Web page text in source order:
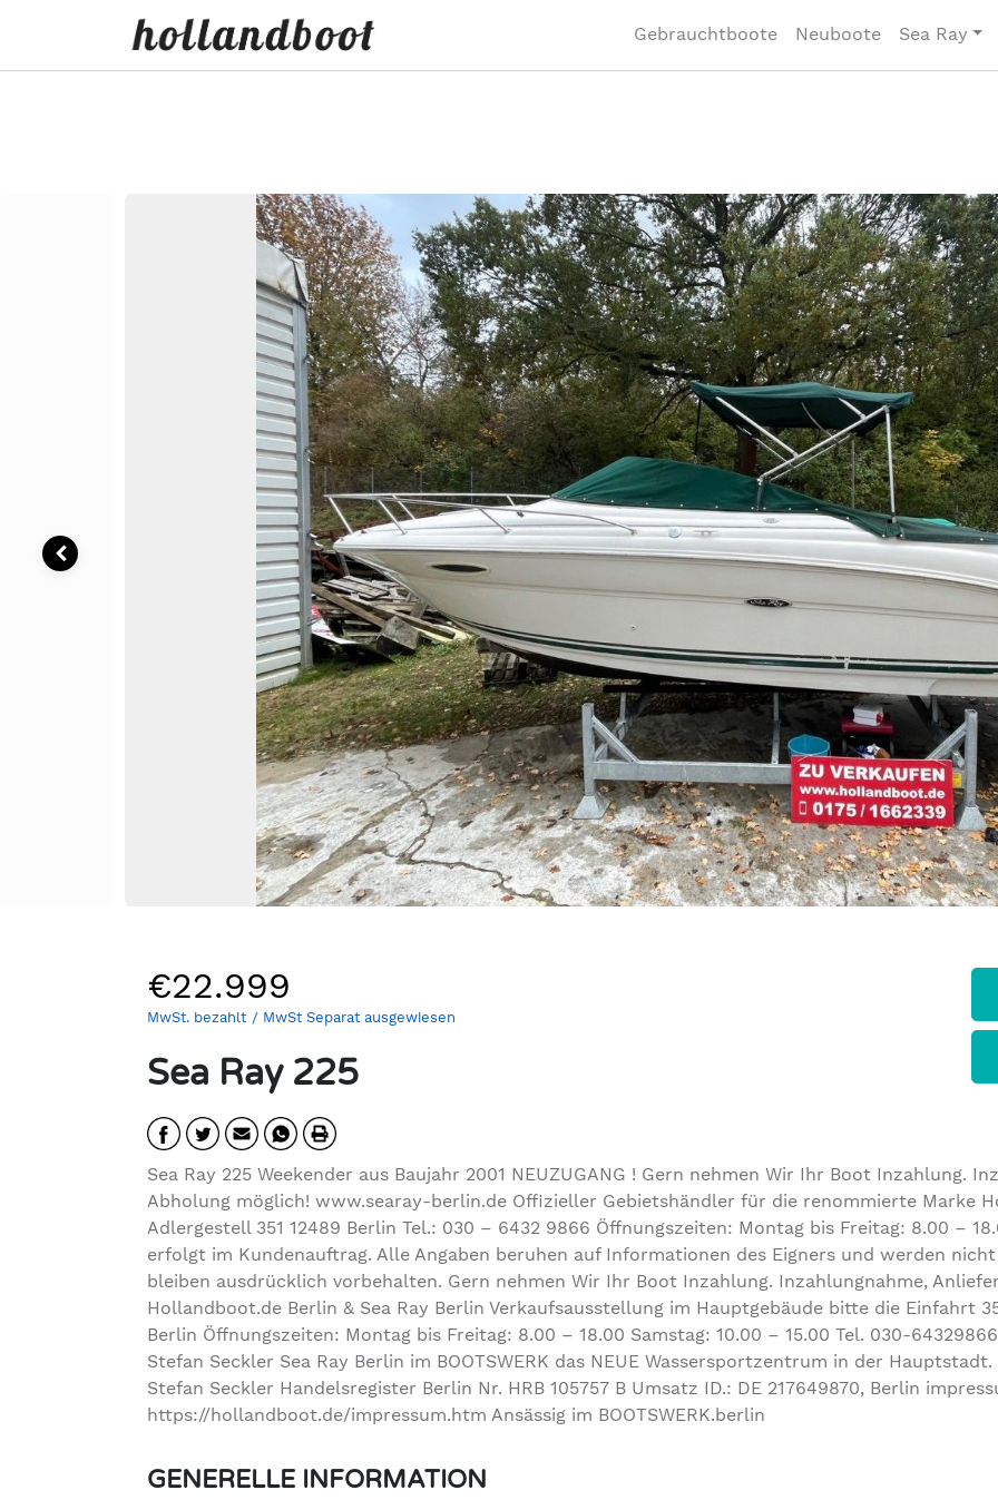
Gebrauchtboote Neuboote Sea Ray
€22.999
MwSt. bezahlt / MwSt Separat ausgewiesen
Sea Ray 225
Sea Ray 225 Weekender aus Baujahr 2001 NEUZUGANG ! Gern nehmen Wir Ihr Boot Inzahlung.
Abholung möglich! www.searay-berlin.de Offizieller Gebietshändler für die renommierte Marke
Adlergestell 351 12489 Berlin Tel.: 030 – 6432 9866 Öffnungszeiten: Montag bis Freitag: 8.00 –
erfolgt im Kundenauftrag. Alle Angaben beruhen auf Informationen des Eigners und werden
bleiben ausdrücklich vorbehalten. Gern nehmen Wir Ihr Boot Inzahlung. Inzahlungnahme,
Hollandboot.de Berlin & Sea Ray Berlin Verkaufsausstellung im Hauptgebäude bitte die Einfahrt
Berlin Öffnungszeiten: Montag bis Freitag: 8.00 – 18.00 Samstag: 10.00 – 15.00 Tel. 030-
Stefan Seckler Sea Ray Berlin im BOOTSWERK das NEUE Wassersportzentrum in der
Stefan Seckler Handelsregister Berlin Nr. HRB 105757 B Umsatz ID.: DE 217649870, Berlin
https://hollandboot.de/impressum.htm Ansässig im BOOTSWERK.berlin
GENERELLE INFORMATION